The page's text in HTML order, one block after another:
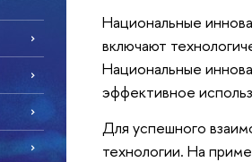
Национальные
включают
Национальные
эффективное
Для успешного
технологии. На